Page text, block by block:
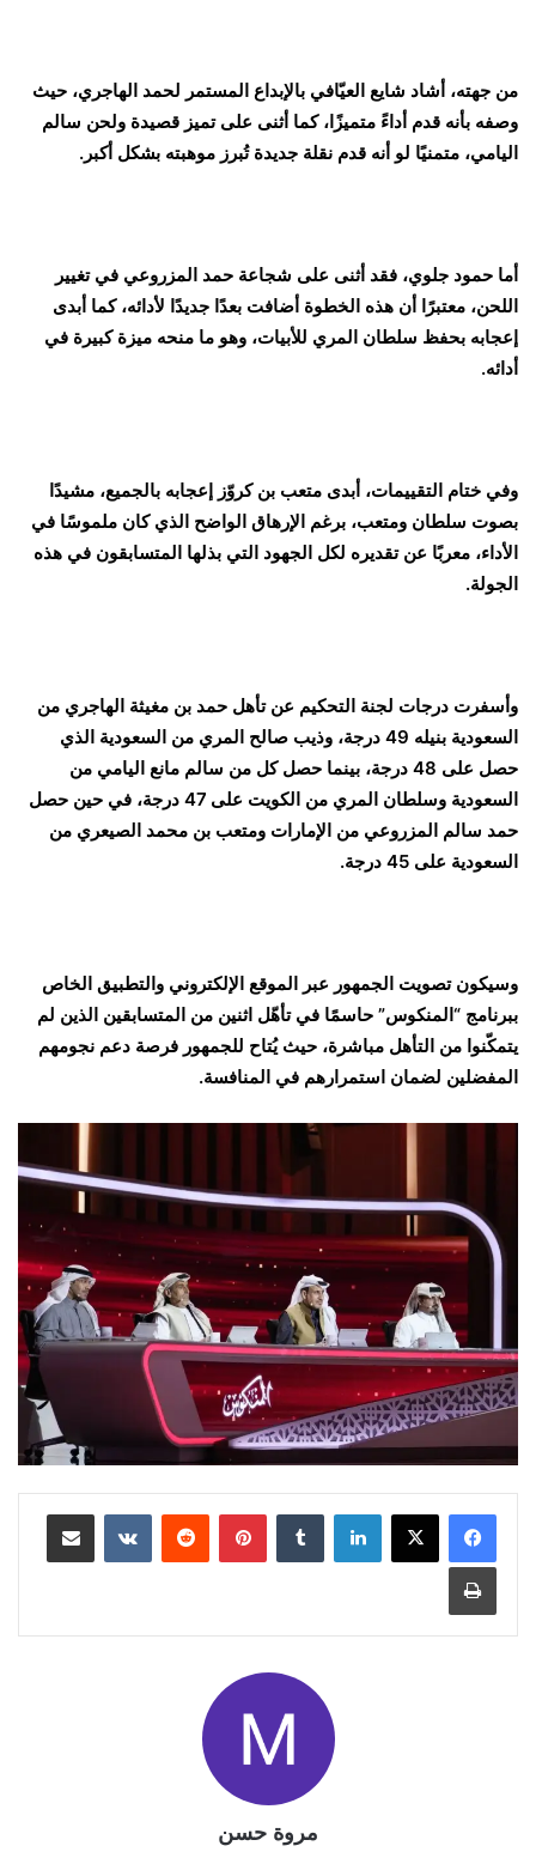
من جهته، أشاد شايع العيّافي بالإبداع المستمر لحمد الهاجري، حيث
وصفه بأنه قدم أداءً متميزًا، كما أثنى على تميز قصيدة ولحن سالم
اليامي، متمنيًا لو أنه قدم نقلة جديدة تُبرز موهبته بشكل أكبر.
أما حمود جلوي، فقد أثنى على شجاعة حمد المزروعي في تغيير
اللحن، معتبرًا أن هذه الخطوة أضافت بعدًا جديدًا لأدائه، كما أبدى
إعجابه بحفظ سلطان المري للأبيات، وهو ما منحه ميزة كبيرة في
أدائه.
وفي ختام التقييمات، أبدى متعب بن كروّز إعجابه بالجميع، مشيدًا
بصوت سلطان ومتعب، برغم الإرهاق الواضح الذي كان ملموسًا في
الأداء، معربًا عن تقديره لكل الجهود التي بذلها المتسابقون في هذه
الجولة.
وأسفرت درجات لجنة التحكيم عن تأهل حمد بن مغيثة الهاجري من
السعودية بنيله 49 درجة، وذيب صالح المري من السعودية الذي
حصل على 48 درجة، بينما حصل كل من سالم مانع اليامي من
السعودية وسلطان المري من الكويت على 47 درجة، في حين حصل
حمد سالم المزروعي من الإمارات ومتعب بن محمد الصيعري من
السعودية على 45 درجة.
وسيكون تصويت الجمهور عبر الموقع الإلكتروني والتطبيق الخاص
ببرنامج “المنكوس” حاسمًا في تأهّل اثنين من المتسابقين الذين لم
يتمكّنوا من التأهل مباشرة، حيث يُتاح للجمهور فرصة دعم نجومهم
المفضلين لضمان استمرارهم في المنافسة.
لينكدإن بينتيريست مشاركة عبر البريد
طباعة
مروة حسن